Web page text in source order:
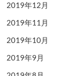
2019年12月
2019年11月
2019年10月
2019年9月